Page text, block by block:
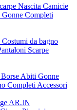
Nascita Camicie
Gonne Completi
Costumi da bagno
Scarpe
Borse Abiti Gonne
Completi Accessori
AR.IN